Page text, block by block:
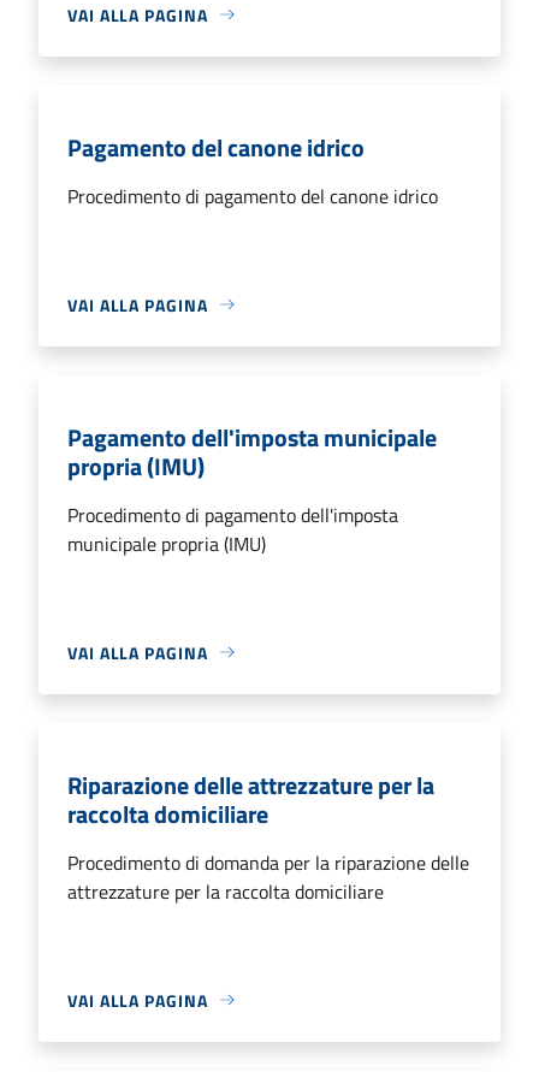
VAI ALLA PAGINA
Pagamento del canone idrico
Procedimento di pagamento del canone idrico
VAI ALLA PAGINA
Pagamento dell'imposta municipale
propria (IMU)
Procedimento di pagamento dell'imposta
municipale propria (IMU)
VAI ALLA PAGINA
Riparazione delle attrezzature per la
raccolta domiciliare
Procedimento di domanda per la riparazione delle
attrezzature per la raccolta domiciliare
VAI ALLA PAGINA